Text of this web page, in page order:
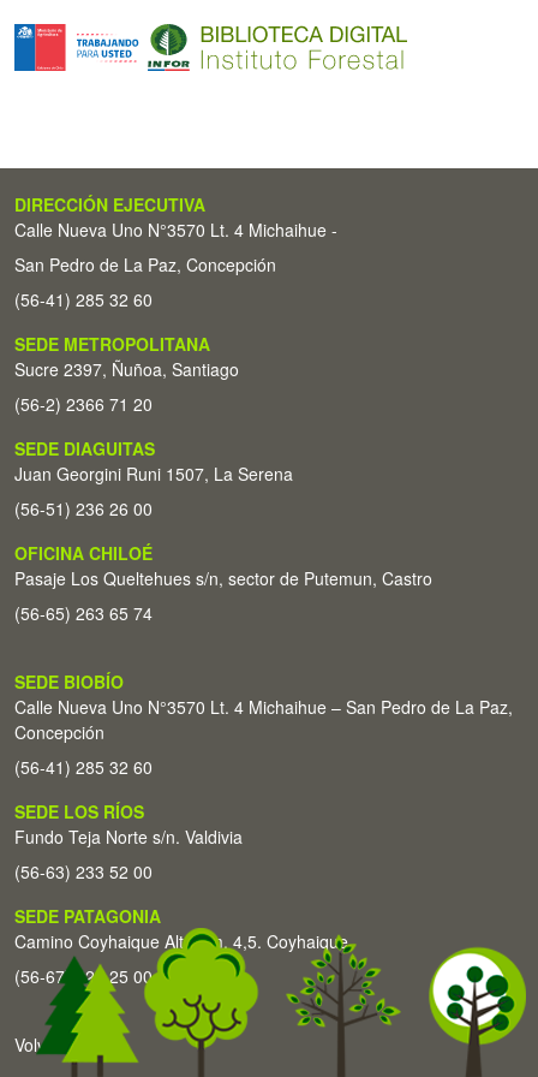
DIRECCIÓN EJECUTIVA
Calle Nueva Uno N°3570 Lt. 4 Michaihue -
San Pedro de La Paz, Concepción
(56-41) 285 32 60
SEDE METROPOLITANA
Sucre 2397, Ñuñoa, Santiago
(56-2) 2366 71 20
SEDE DIAGUITAS
Juan Georgini Runi 1507, La Serena
(56-51) 236 26 00
OFICINA CHILOÉ
Pasaje Los Queltehues s/n, sector de Putemun, Castro
(56-65) 263 65 74
SEDE BIOBÍO
Calle Nueva Uno N°3570 Lt. 4 Michaihue – San Pedro de La Paz,
Concepción
(56-41) 285 32 60
SEDE LOS RÍOS
Fundo Teja Norte s/n. Valdivia
(56-63) 233 52 00
SEDE PATAGONIA
Camino Coyhaique Alto Km. 4,5. Coyhaique
(56-67) 226 25 00
Volver arriba